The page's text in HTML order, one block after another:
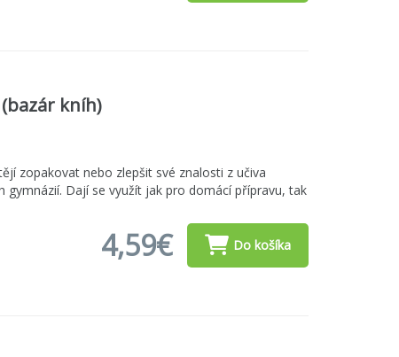
kníh)
zopakovat nebo zlepšit své znalosti z učiva
gymnázií. Dají se využít jak pro domácí přípravu, tak
4,59€ Do košíka